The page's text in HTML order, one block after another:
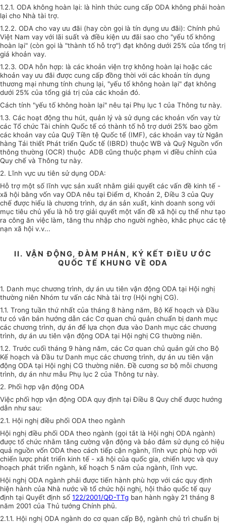
1.2.1. ODA không hoàn lại: là hình thức cung cấp ODA không phải hoàn
lại cho Nhà tài trợ.
1.2.2. ODA cho vay ưu đãi (hay còn gọi là tín dụng ưu đãi): Chính phủ
Việt Nam vay với lãi suất và điều kiện ưu đãi sao cho "yếu tố không
hoàn lại" (còn gọi là "thành tố hỗ trợ") đạt không dưới 25% của tổng trị
giá khoản vay.
1.2.3. ODA hỗn hợp: là các khoản viện trợ không hoàn lại hoặc các
khoản vay ưu đãi được cung cấp đồng thời với các khoản tín dụng
thương mại nhưng tính chung lại, "yếu tố không hoàn lại" đạt không
dưới 25% của tổng giá trị của các khoản đó.
Cách tính "yếu tố không hoàn lại" nêu tại Phụ lục 1 của Thông tư này.
1.3. Các hoạt động thu hút, quản lý và sử dụng các khoản vốn vay từ
các Tổ chức Tài chính Quốc tế có thành tố hỗ trợ dưới 25% bao gồm
các khoản vay của Quỹ Tiền tệ Quốc tế (IMF), các khoản vay từ Ngân
hàng Tái thiết Phát triển Quốc tế (IBRD) thuộc WB và Quỹ Nguồn vốn
thông thường (OCR) thuộc ADB cũng thuộc phạm vi điều chỉnh của
Quy chế và Thông tư này.
2. Lĩnh vực ưu tiên sử dụng ODA:
Hỗ trợ một số lĩnh vực sản xuất nhằm giải quyết các vấn đề kinh tế -
xã hội bằng vốn vay ODA nêu tại Điểm d, Khoản 2, Điều 3 của Quy
chế được hiểu là chương trình, dự án sản xuất, kinh doanh song với
mục tiêu chủ yếu là hỗ trợ giải quyết một vấn đề xã hội cụ thể như tạo
ra công ăn việc làm, tăng thu nhập cho người nghèo, khắc phục các tệ
nạn xã hội v.v...
II. VẬN ĐỘNG, ĐÀM PHÁN, KÝ KẾT ĐIỀU ƯỚC
QUỐC TẾ KHUNG VỀ ODA
1. Danh mục chương trình, dự án ưu tiên vận động ODA tại Hội nghị
thường niên Nhóm tư vấn các Nhà tài trợ (Hội nghị CG).
1.1. Trong tuần thứ nhất của tháng 8 hàng năm, Bộ Kế hoạch và Đầu
tư có văn bản hướng dẫn các Cơ quan chủ quản chuẩn bị danh mục
các chương trình, dự án để lựa chọn đưa vào Danh mục các chương
trình, dự án ưu tiên vận động ODA tại Hội nghị CG thường niên.
1.2. Trước cuối tháng 9 hàng năm, các Cơ quan chủ quản gửi cho Bộ
Kế hoạch và Đầu tư Danh mục các chương trình, dự án ưu tiên vận
động ODA tại Hội nghị CG thường niên. Đề cương sơ bộ mỗi chương
trình, dự án như mẫu Phụ lục 2 của Thông tư này.
2. Phối hợp vận động ODA
Việc phối hợp vận động ODA quy định tại Điều 8 Quy chế được hướng
dẫn như sau:
2.1. Hội nghị điều phối ODA theo ngành
Hội nghị điều phối ODA theo ngành (gọi tắt là Hội nghị ODA ngành)
được tổ chức nhằm tăng cường vận động và bảo đảm sử dụng có hiệu
quả nguồn vốn ODA theo cách tiếp cận ngành, lĩnh vực phù hợp với
chiến lược phát triển kinh tế - xã hội của quốc gia, chiến lược và quy
hoạch phát triển ngành, kế hoạch 5 năm của ngành, lĩnh vực.
Hội nghị ODA ngành phải được tiến hành phù hợp với các quy định
hiện hành của Nhà nước về tổ chức hội nghị, hội thảo quốc tế quy
định tại Quyết định số 122/2001/QĐ-TTg ban hành ngày 21 tháng 8
năm 2001 của Thủ tướng Chính phủ.
2.1.1. Hội nghị ODA ngành do cơ quan cấp Bộ, ngành chủ trì chuẩn bị